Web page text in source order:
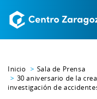
Inicio
Sala de Prensa
30 aniversario de la
investigación de